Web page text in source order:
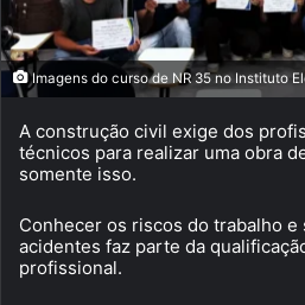
Imagens do curso de NR 35 no Instituto
A construção civil exige dos
técnicos para realizar uma obra
somente isso.
Conhecer os riscos do trabalho
acidentes faz parte da
profissional.